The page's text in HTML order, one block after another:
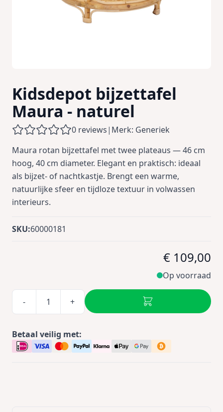
Kidsdepot bijzettafel
Maura - naturel
0 reviews| Merk: Generiek
Maura rotan bijzettafel met twee plateaus — 46 cm
hoog, 40 cm diameter. Elegant en praktisch: ideaal
als bijzet- of nachtkastje. Brengt een warme,
natuurlijke sfeer en tijdloze textuur in volwassen
interieurs.
SKU:60000181
€ 109,00
Op voorraad
- +
Betaal veilig met: